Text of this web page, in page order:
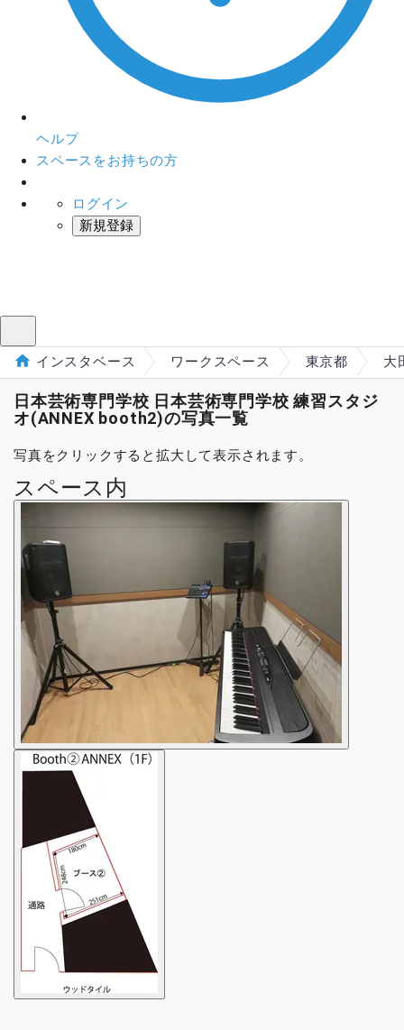
ヘルプ
スペースをお持ちの方
ログイン
新規登録
インスタベース ワークスペース 東京都 大
日本芸術専門学校 日本芸術専門学校 練習スタジ
オ(ANNEX booth2)の写真一覧
写真をクリックすると拡大して表示されます。
スペース内